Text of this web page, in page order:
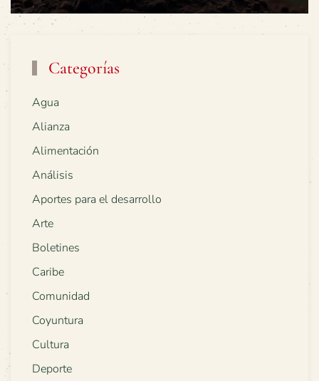
Categorías
Agua
Alianza
Alimentación
Análisis
Aportes para el desarrollo
Arte
Boletines
Caribe
Comunidad
Coyuntura
Cultura
Deporte